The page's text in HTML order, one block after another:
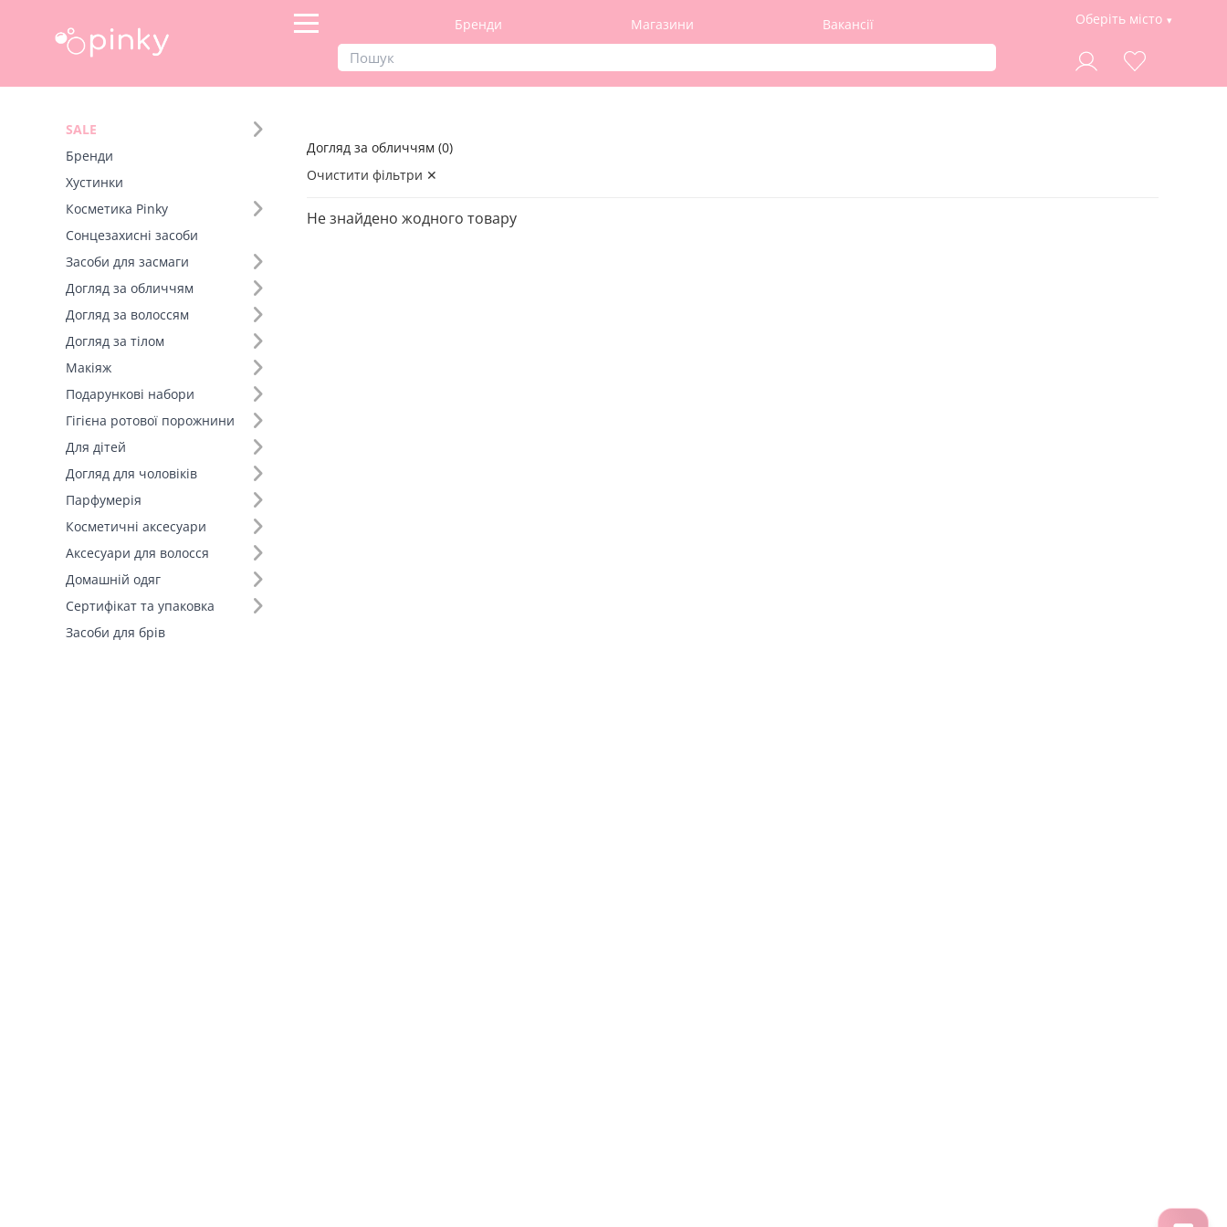
Бренди Магазини Вакансії Оберіть місто
SALE
Бренди
Хустинки
Косметика Pinky
Сонцезахисні засоби
Засоби для засмаги
Догляд за обличчям
Догляд за волоссям
Догляд за тілом
Макіяж
Подарункові набори
Гігієна ротової порожнини
Для дітей
Догляд для чоловіків
Парфумерія
Косметичні аксесуари
Аксесуари для волосся
Домашній одяг
Сертифікат та упаковка
Засоби для брів
Фільтр
Догляд за обличчям (0)
Очистити фільтри ✕
Не знайдено жодного товару